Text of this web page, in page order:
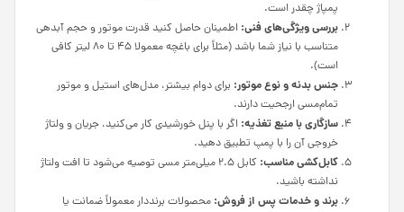
پمپاژ چقدر است.
بررسی ویژگی‌های فنی: اطمینان حاصل کنید قدرت موتور و حجم آبدهی
متناسب با نیاز شما باشد (مثلاً برای باغچه معمولا ۴۵ تا ۸۰ لیتر کافی
است).
جنس بدنه و نوع موتور: برای دوام بیشتر، مدل‌های استیل و موتور
تمام‌مسی ارجحیت دارند.
سازگاری با منبع تغذیه: اگر با پنل خورشیدی کار می‌کنید، جریان و ولتاژ
خروجی آن را با پمپ تطبیق دهید.
کابل‌کشی مناسب:
کابل ۲.۵ میلی‌متر مسی توصیه می‌شود تا افت ولتاژ
نداشته باشید.
برند و خدمات پس از فروش: محصولات برنددار معمولاً ضمانت یا